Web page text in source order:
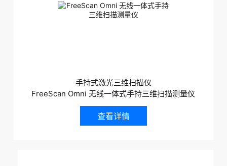
手持式激光三维扫描仪
FreeScan Omni 无线一体式手持三维扫描测量仪
查看详情